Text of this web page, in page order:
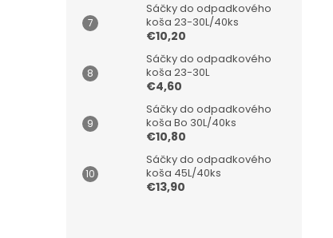
Sáčky do odpadkového
koša 23-30L/40ks
€10,20
Sáčky do odpadkového
koša 23-30L
€4,60
Sáčky do odpadkového
koša Bo 30L/40ks
€10,80
Sáčky do odpadkového
koša 45L/40ks
€13,90